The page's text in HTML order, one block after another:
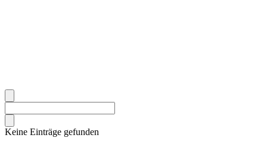
Keine Einträge gefunden